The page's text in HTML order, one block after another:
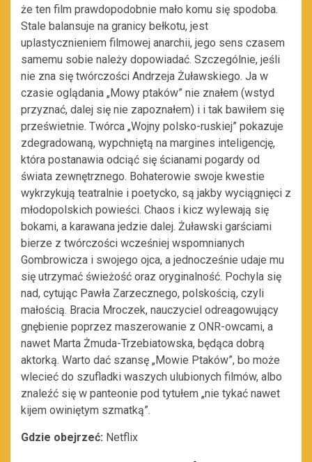
że ten film prawdopodobnie mało komu się spodoba.
Stale balansuje na granicy bełkotu, jest
uplastycznieniem filmowej anarchii, jego sens czasem
samemu sobie należy dopowiadać. Szczególnie, jeśli
nie zna się twórczości Andrzeja Żuławskiego. Ja w
czasie oglądania „Mowy ptaków” nie znałem (wstyd
przyznać, dalej się nie zapoznałem) i i tak bawiłem się
prześwietnie. Twórca „Wojny polsko-ruskiej” pokazuje
zdegradowaną, wypchniętą na margines inteligencję,
która postanawia odciąć się ścianami pogardy od
świata zewnętrznego. Bohaterowie swoje kwestie
wykrzykują teatralnie i poetycko, są jakby wyciągnięci z
młodopolskich powieści. Chaos i kicz wylewają się
bokami, a karawana jedzie dalej. Żuławski garściami
bierze z twórczości wcześniej wspomnianych
Gombrowicza i swojego ojca, a jednocześnie udaje mu
się utrzymać świeżość oraz oryginalność. Pochyla się
nad, cytując Pawła Zarzecznego, polskością, czyli
małością. Bracia Mroczek, nauczyciel odreagowujący
gnębienie poprzez maszerowanie z ONR-owcami, a
nawet Marta Żmuda-Trzebiatowska, będąca dobrą
aktorką. Warto dać szansę „Mowie Ptaków”, bo może
wlecieć do szufladki waszych ulubionych filmów, albo
znaleźć się w panteonie pod tytułem „nie tykać nawet
kijem owiniętym szmatką”.
Gdzie obejrzeć: Netflix